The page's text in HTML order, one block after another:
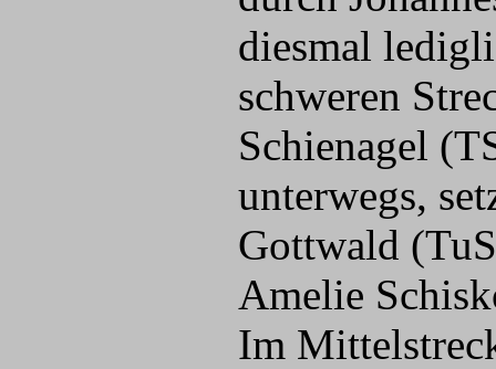
diesmal
schweren
Schienagel
unterwegs,
Gottwald
Amelie
Im